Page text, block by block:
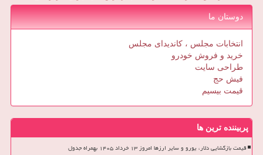
دوستان ما
انتخابات مجلس ، کاندیدای مجلس
خرید و فروش خودرو
طراحی سایت
فیش حج
قیمت بیسیم
پربیننده ترین ها
قیمت بازگشایی دلار، یورو و سایر ارزها امروز ۱۳ خرداد ۱۴۰۵ بهمراه جدول